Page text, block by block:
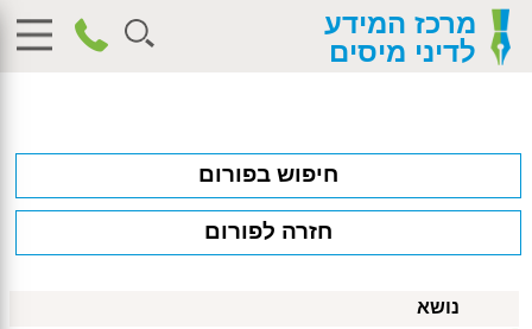
מרכז המידע
לדיני מיסים
חיפוש בפורום
חזרה לפורום
נושא